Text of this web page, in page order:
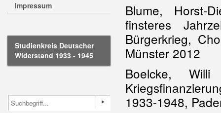
Impressum
Studienkreis Deutscher
Widerstand 1933 - 1945
Blume, Horst-
finsteres
Bürgerkrieg,
Münster 2012
Boelcke,
1933-1948,